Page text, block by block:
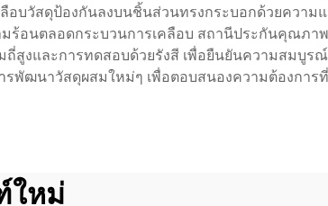
บวัสดุป้องกันลงบนชิ้นส่วนทรงกระบอกด้วยความ
ร้อนตลอดกระบวนการเคลือบ สถานีประกันคุณภา
สูงและการทดสอบด้วยรังสี เพื่อยืนยันความสมบูร
พัฒนาวัสดุผสมใหม่ๆ เพื่อตอบสนองความต้องการ
ใหม่